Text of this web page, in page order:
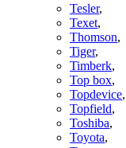
Tesler,
Texet,
Thomson,
Tiger,
Timberk,
Top box,
Topdevice,
Topfield,
Toshiba,
Toyota,